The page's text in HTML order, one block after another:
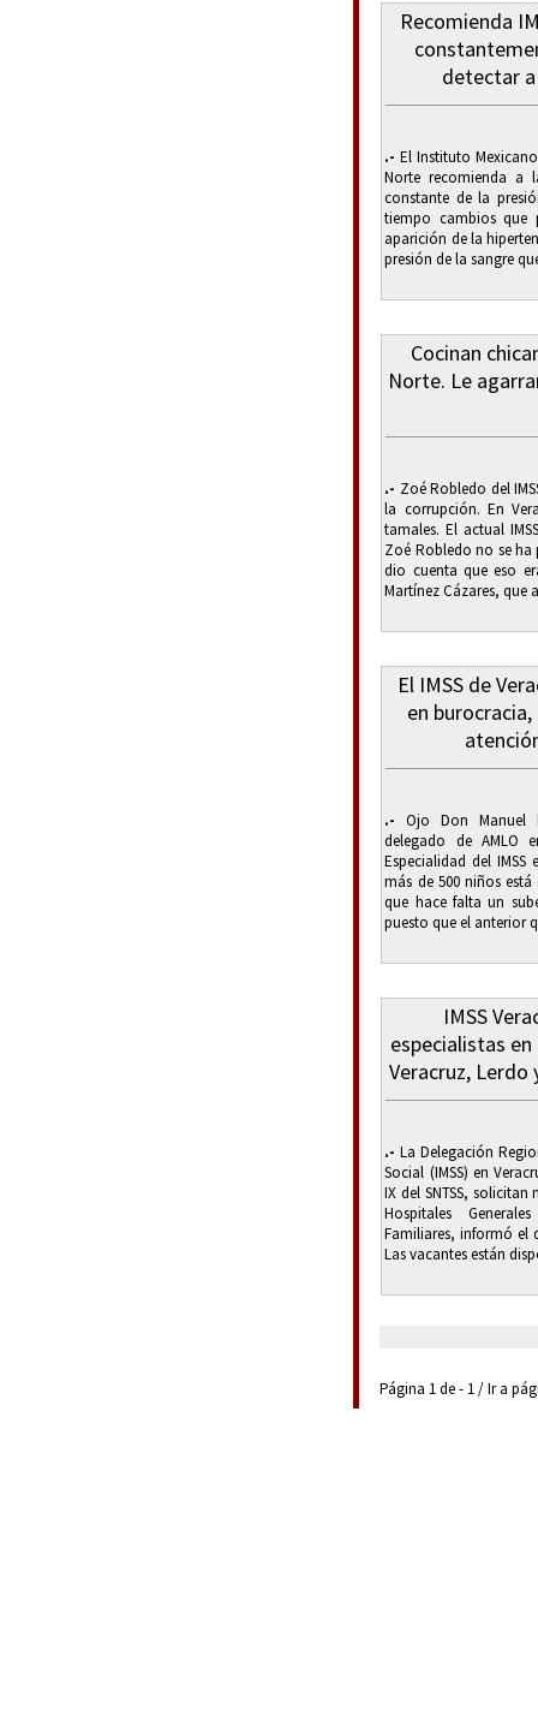
Recomienda
detectar
.- El Instituto
Norte recomienda a
constante de la
tiempo cambios que
aparición de la
presión de la sangre
Cocinan
Norte. Le
.- Zoé Robledo del
la corrupción. En
tamales. El actual
Zoé Robledo no se
dio cuenta que eso
Martínez Cázares, que
El IMSS de
en
.- Ojo Don Manuel
delegado de AMLO
Especialidad del
más de 500 niños
que hace falta un
puesto que el anterior
IMSS
especialistas en
Veracruz, Lerdo
.- La Delegación
Social (IMSS) en
IX del SNTSS,
Hospitales
Familiares, informó el
Las vacantes están
Página 1 de - 1 / Ir a